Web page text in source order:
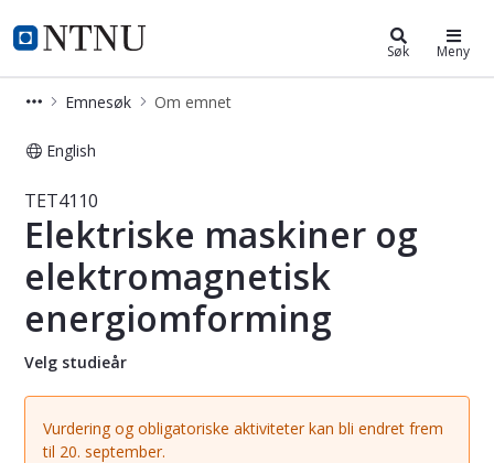
NTNU Hjemmeside
Studier Søk Meny
Emnesøk Om emnet
English
Emne - Elektriske maskiner og
TET4110
Elektriske maskiner og
elektromagnetisk
energiomforming
Velg studieår
Vurdering og obligatoriske aktiviteter kan bli endret frem
til 20. september.